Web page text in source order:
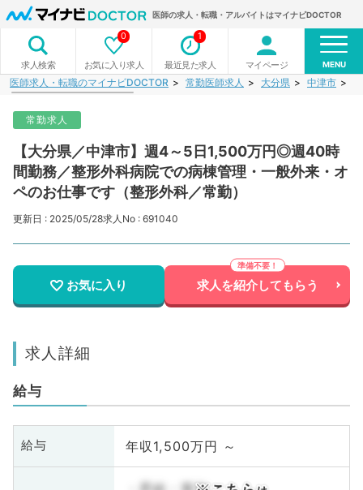
医師の求人・転職・アルバイトはマイナビDOCTOR
求人検索 お気に入り求人
0
最近見た求人
1
マイページ MENU
医師求人・転職のマイナビDOCTOR 常勤医師求人 大分県 中津市
常勤求人
【大分県／中津市】週4～5日1,500万円◎週40時
間勤務／整形外科病院での病棟管理・一般外来・オ
ペのお仕事です（整形外科／常勤）
更新日 : 2025/05/28求人No : 691040
お気に入り 求人を紹介してもらう
求人詳細
給与
給与 年収1,500万円 ～